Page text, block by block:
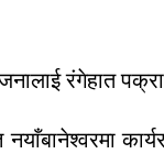
रंगेहात